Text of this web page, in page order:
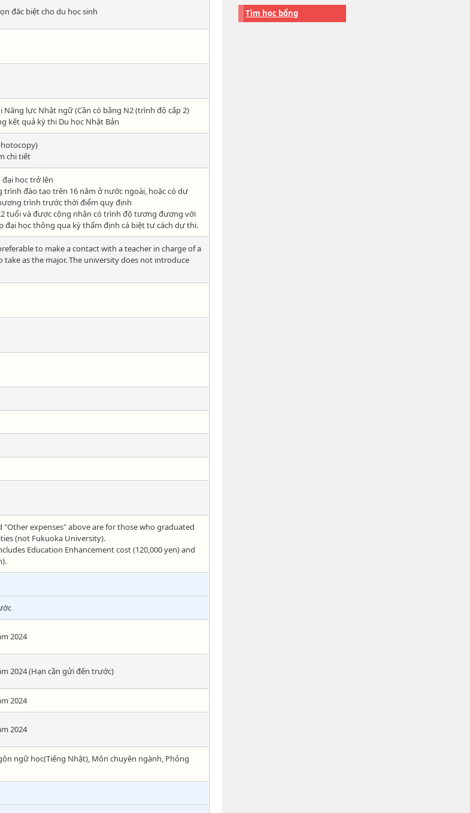
đăc biệt cho du học sinh
lực Nhật ngữ (Cần có bằng N2 (trình độ cấp 2)
kết quả kỳ thi Du học Nhật Bản
chi tiết
học trở lên
đào tạo trên 16 năm ở nước ngoài, hoặc có dự
trình trước thời điểm quy định
tuổi và được công nhận có trình độ tương đương với
đại học thông qua kỳ thẩm định cá biệt tư cách dự thi.
to make a contact with a teacher in charge of a
take as the major. The university does not introduce
"Other expenses" above are for those who graduated
(not Fukuoka University).
Education Enhancement cost (120,000 yen) and
2024
2024 (Hạn cần gửi đến trước)
2024
2024
ngữ học(Tiếng Nhật), Môn chuyên ngành, Phỏng
Tìm học bổng